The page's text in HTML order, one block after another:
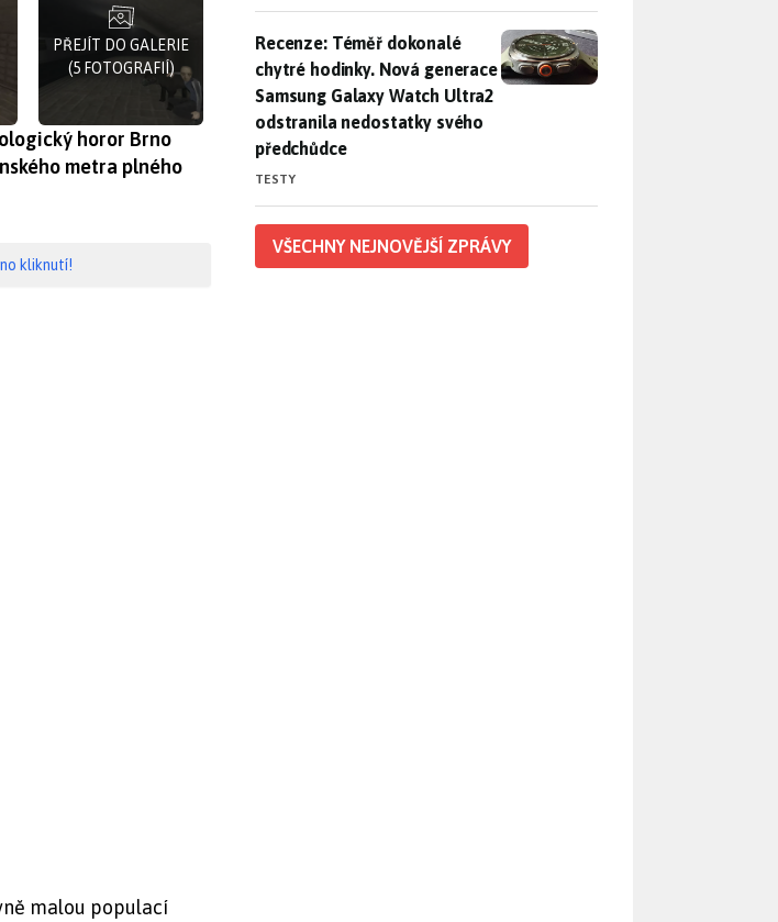
PŘEJÍT DO GALERIE
(5 FOTOGRAFIÍ)
horor Brno
metra plného
kliknutí!
malou populací
Recenze: Téměř dokonalé chytré hodinky. Nová generace
Recenze: Téměř dokonalé
chytré hodinky. Nová generace
Samsung Galaxy Watch Ultra2
odstranila nedostatky svého
předchůdce
TESTY
VŠECHNY NEJNOVĚJŠÍ ZPRÁVY